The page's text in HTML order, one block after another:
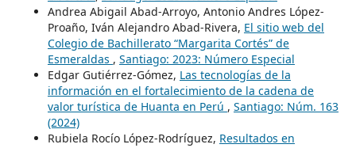
Andrea Abigail Abad-Arroyo, Antonio Andres López-
Proaño, Iván Alejandro Abad-Rivera, El sitio web del
Colegio de Bachillerato “Margarita Cortés” de
Esmeraldas , Santiago: 2023: Número Especial
Edgar Gutiérrez-Gómez, Las tecnologías de la
información en el fortalecimiento de la cadena de
valor turística de Huanta en Perú , Santiago: Núm. 163
(2024)
Rubiela Rocío López-Rodríguez, Resultados en